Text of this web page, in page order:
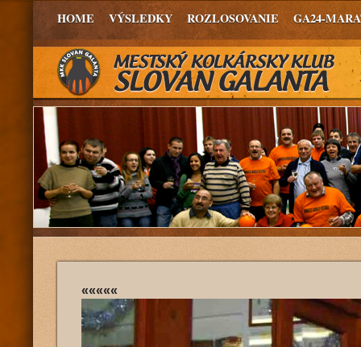
HOME VÝSLEDKY ROZLOSOVANIE GA24-
«««««